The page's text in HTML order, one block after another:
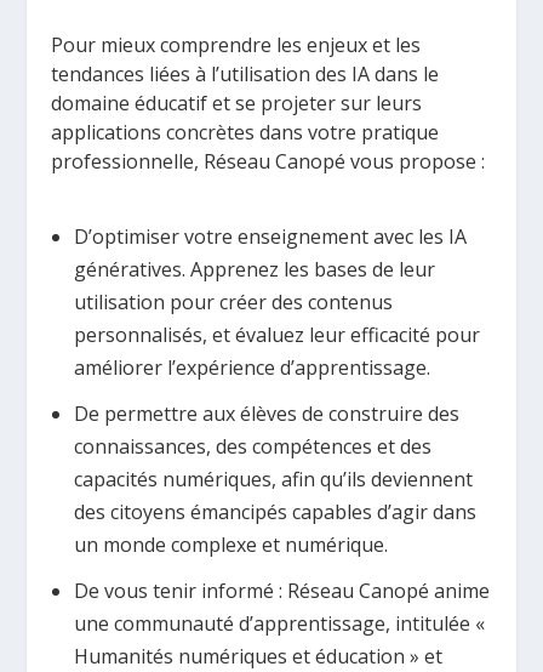
Pour mieux comprendre les enjeux et les
tendances liées à l’utilisation des IA dans le
domaine éducatif et se projeter sur leurs
applications concrètes dans votre pratique
professionnelle, Réseau Canopé vous propose :
D’optimiser votre enseignement avec les IA
génératives. Apprenez les bases de leur
utilisation pour créer des contenus
personnalisés, et évaluez leur efficacité pour
améliorer l’expérience d’apprentissage.
De permettre aux élèves de construire des
connaissances, des compétences et des
capacités numériques, afin qu’ils deviennent
des citoyens émancipés capables d’agir dans
un monde complexe et numérique.
De vous tenir informé : Réseau Canopé anime
une communauté d’apprentissage, intitulée «
Humanités numériques et éducation » et